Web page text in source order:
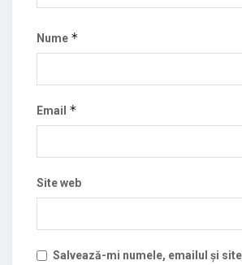
Nume *
Email *
Site web
Salvează-mi numele, emailul și